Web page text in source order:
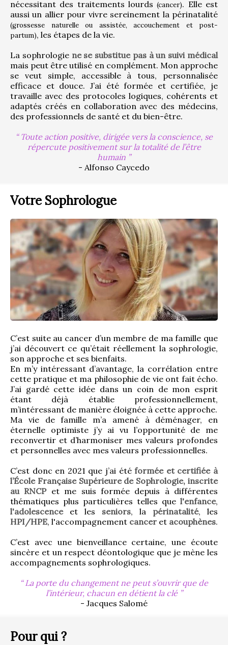
nécessitant des traitements lourds (cancer). Elle est
(grossesse naturelle ou assistée, accouchement et post-
partum), les étapes de la vie.
La sophrologie ne se substitue pas à un suivi médical
mais peut être utilisé en complément. Mon approche
se veut simple, accessible à tous, personnalisée
efficace et douce. J’ai été formée et certifiée, je
travaille avec des protocoles logiques, cohérents et
adaptés créés en collaboration avec des médecins,
des professionnels de santé et du bien-être.
Toute action positive, dirigée vers la conscience, se
répercute positivement sur la totalité de l’être
humain
- Alfonso Caycedo
Votre Sophrologue
C’est suite au cancer d’un membre de ma famille que
j’ai découvert ce qu’était réellement la sophrologie,
son approche et ses bienfaits.
En m’y intéressant d’avantage, la corrélation entre
cette pratique et ma philosophie de vie ont fait écho.
J’ai gardé cette idée dans un coin de mon esprit
étant déjà établie professionnellement,
m’intéressant de manière éloignée à cette approche.
Ma vie de famille m’a amené à déménager, en
éternelle optimiste j’y ai vu l’opportunité de me
reconvertir et d’harmoniser mes valeurs profondes
et personnelles avec mes valeurs professionnelles.
C’est donc en 2021 que j’ai été formée et certifiée à
l’École Française Supérieure de Sophrologie, inscrite
au RNCP et me suis formée depuis à différentes
thématiques plus particulières telles que l'enfance
l'adolescence et les seniors, la périnatalité
HPI/HPE, l'accompagnement cancer et acouphènes.
C’est avec une bienveillance certaine, une écoute
sincère et un respect déontologique que je mène les
accompagnements sophrologiques.
La porte du changement ne peut s’ouvrir que de
l’intérieur, chacun en détient la clé
- Jacques Salomé
Pour qui ?